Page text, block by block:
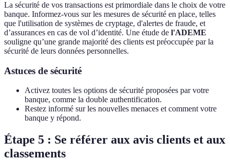
La sécurité de vos transactions est primordiale dans le choix de votre
banque. Informez-vous sur les mesures de sécurité en place, telles
que l'utilisation de systèmes de cryptage, d'alertes de fraude, et
d’assurances en cas de vol d’identité. Une étude de l'ADEME
souligne qu’une grande majorité des clients est préoccupée par la
sécurité de leurs données personnelles.
Astuces de sécurité
Activez toutes les options de sécurité proposées par votre
banque, comme la double authentification.
Restez informé sur les nouvelles menaces et comment votre
banque y répond.
Étape 5 : Se référer aux avis clients et aux
classements